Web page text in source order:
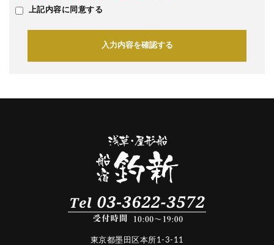
上記内容に同意する
入力内容を確認する
東京都墨田区本所1-3-11